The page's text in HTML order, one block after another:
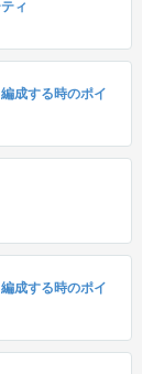
ィ
成する時のポイ
成する時のポイ